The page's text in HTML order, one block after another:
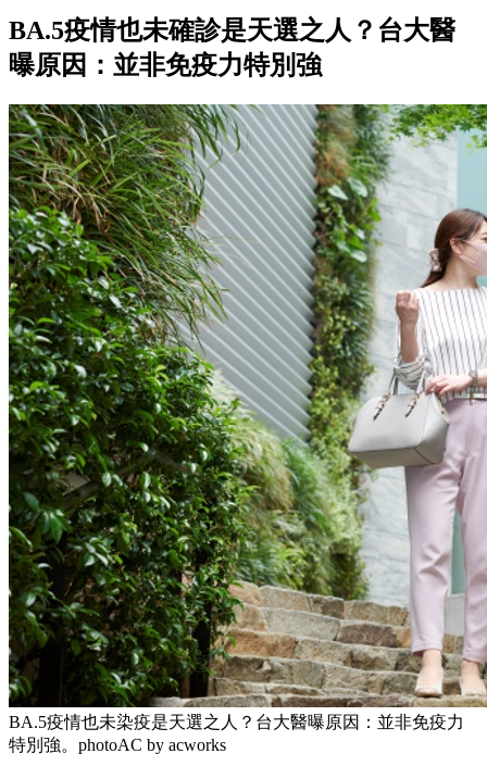
BA.5疫情也未確診是天選之人？台大醫
曝原因：並非免疫力特別強
BA.5疫情也未染疫是天選之人？台大醫曝原因：並非免疫力
特別強。photoAC by acworks